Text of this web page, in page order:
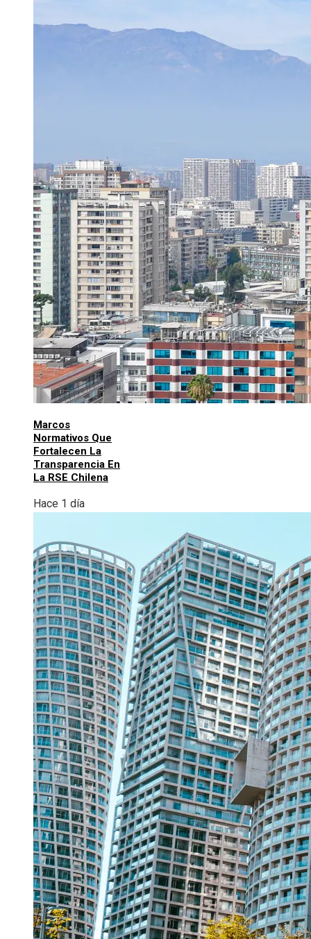
Marcos
Normativos Que
Fortalecen La
Transparencia En
La RSE Chilena
Hace 1 día